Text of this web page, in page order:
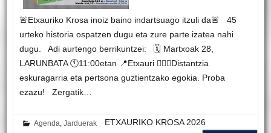
🚨Etxauriko Krosa inoiz baino indartsuago itzuli da🚨 45
urteko historia ospatzen dugu eta zure parte izatea nahi
dugu. Adi aurtengo berrikuntzei: 🗓 Martxoak 28,
LARUNBATA 🕚11:00etan 📍Etxauri 🏃🏽‍♀Distantzia
eskuragarria eta pertsona guztientzako egokia. Proba
ezazu! Zergatik…
Agenda,Jarduerak
ETXAURIKO KROSA 2026